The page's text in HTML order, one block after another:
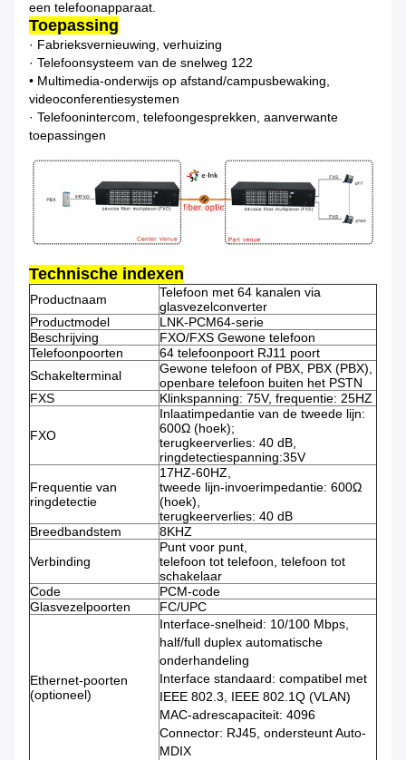
een telefoonapparaat.
Toepassing
· Fabrieksvernieuwing, verhuizing
· Telefoonsysteem van de snelweg 122
• Multimedia-onderwijs op afstand/campusbewaking,
videoconferentiesystemen
· Telefoonintercom, telefoongesprekken, aanverwante
toepassingen
Technische indexen
Productnaam
Telefoon met 64 kanalen via
glasvezelconverter
Productmodel
LNK-PCM64-serie
Beschrijving
FXO/FXS Gewone telefoon
Telefoonpoorten
64 telefoonpoort RJ11 poort
Schakelterminal
Gewone telefoon of PBX, PBX (PBX),
openbare telefoon buiten het PSTN
FXS
Klinkspanning: 75V, frequentie: 25HZ
FXO
Inlaatimpedantie van de tweede lijn:
600Ω (hoek);
terugkeerverlies: 40 dB,
ringdetectiespanning:35V
Frequentie van
ringdetectie
17HZ-60HZ,
tweede lijn-invoerimpedantie: 600Ω
(hoek),
terugkeerverlies: 40 dB
Breedbandstem
8KHZ
Verbinding
Punt voor punt,
telefoon tot telefoon, telefoon tot
schakelaar
Code
PCM-code
Glasvezelpoorten
FC/UPC
Ethernet-poorten
(optioneel)
Interface-snelheid: 10/100 Mbps,
half/full duplex automatische
onderhandeling
Interface standaard: compatibel met
IEEE 802.3, IEEE 802.1Q (VLAN)
MAC-adrescapaciteit: 4096
Connector: RJ45, ondersteunt Auto-
MDIX